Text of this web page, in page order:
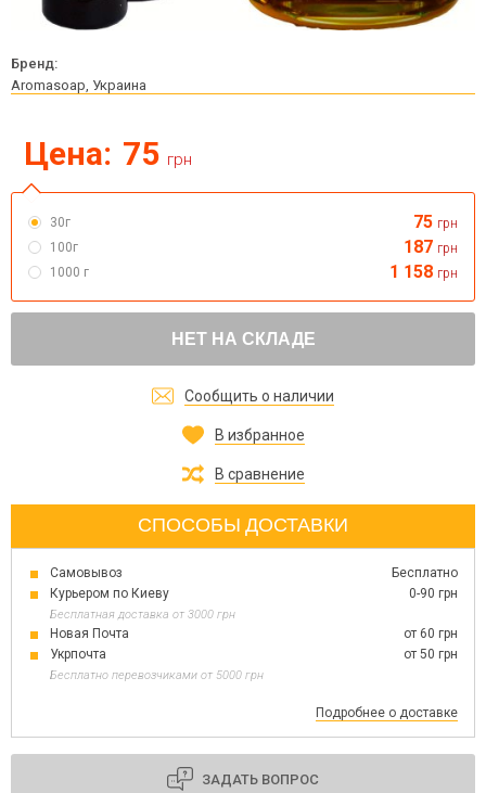
Бренд:
Aromasoap, Украина
Цена: 75 грн
30г 75 грн
100г
187 грн
1000 г
1 158 грн
НЕТ НА СКЛАДЕ
Сообщить о наличии
В избранное
В сравнение
СПОСОБЫ ДОСТАВКИ
Самовывоз
Бесплатно
Курьером по Киеву
0-90 грн
Бесплатная доставка от 3000 грн
Новая Почта
от 60 грн
Укрпочта
от 50 грн
Бесплатно перевозчиками от 5000 грн
Подробнее о доставке
ЗАДАТЬ ВОПРОС